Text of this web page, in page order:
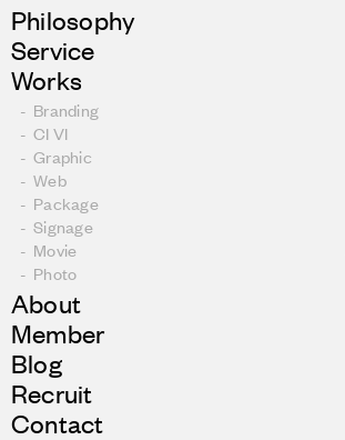
Philosophy
Service
Works
Branding
CI VI
Graphic
Web
Package
Signage
Movie
Photo
About
Member
Blog
Recruit
Contact